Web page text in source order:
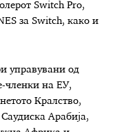
Switch Pro,
за Switch, како и
управувани од
членки на ЕУ,
Кралство,
Арабија,